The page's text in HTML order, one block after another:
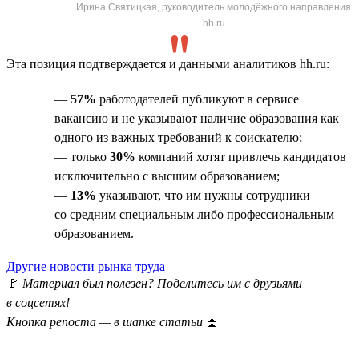
Ирина Святицкая, руководитель молодёжного направления
hh.ru
Эта позиция подтверждается и данными аналитиков hh.ru:
— 57% работодателей публикуют в сервисе
вакансию и не указывают наличие образования как
одного из важных требований к соискателю;
— только 30% компаний хотят привлечь кандидатов
исключительно с высшим образованием;
— 13% указывают, что им нужны сотрудники
со средним специальным либо профессиональным
образованием.
Другие новости рынка труда
🚩 Материал был полезен? Поделитесь им с друзьями
в соцсетях!
Кнопка репоста — в шапке статьи ⏫